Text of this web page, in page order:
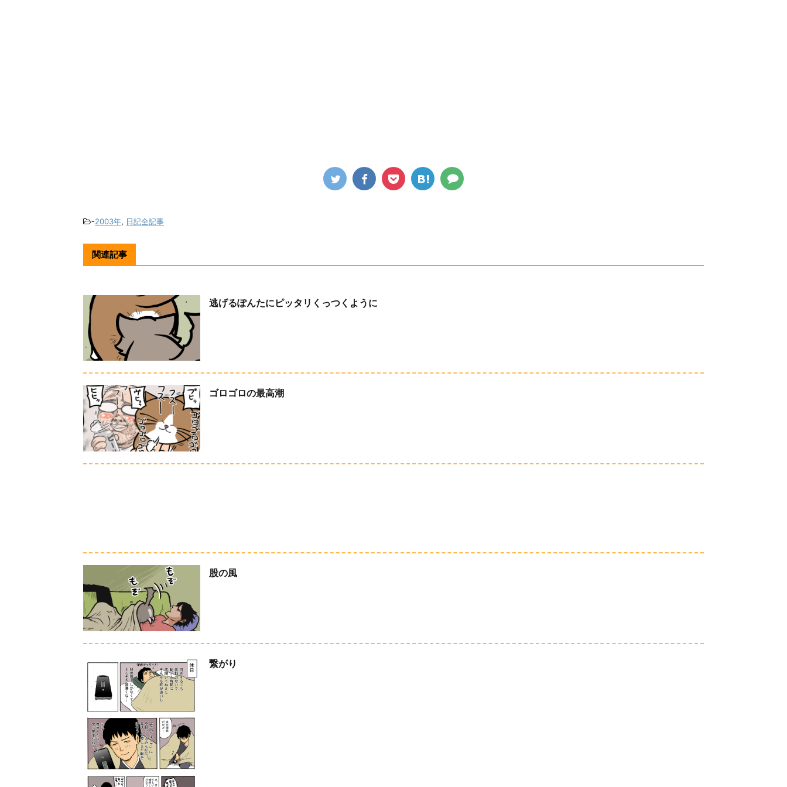
-2003年, 日記全記事
関連記事
逃げるぽんたにピッタリくっつくように
ゴロゴロの最高潮
股の風
繋がり